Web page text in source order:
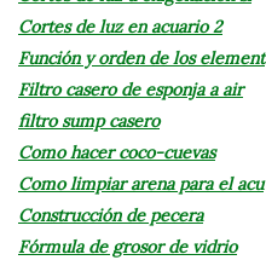
Cortes de luz en acuario 2
Función y orden de los element
Filtro casero de esponja a air
filtro sump casero
Como hacer coco-cuevas
Como limpiar arena para el acu
Construcción de pecera
Fórmula de grosor de vidrio